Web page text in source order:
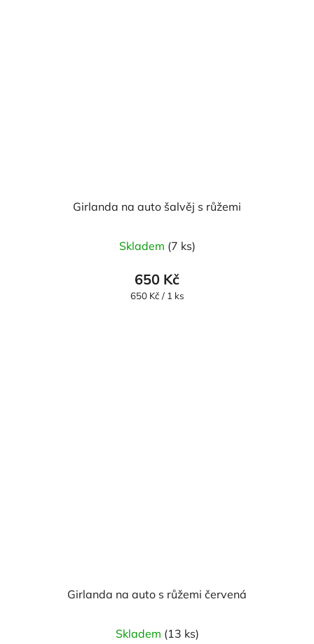
Girlanda na auto šalvěj s růžemi
Skladem (7 ks)
650 Kč
Měrná
650 Kč / 1 ks
Girlanda na auto s růžemi červená
Skladem (13 ks)